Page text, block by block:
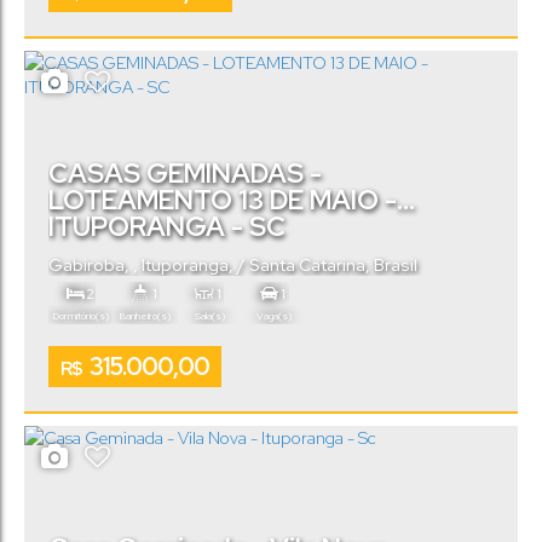
R$ 315.000,00
CASAS GEMINADAS -
LOTEAMENTO 13 DE MAIO -
ITUPORANGA - SC
Gabiroba Ituporanga, Santa Catarina, Brasil
2
Dormitório(s)
1
Banheiro(s)
1
Sala(s)
1
Vaga(s)
.00 m²